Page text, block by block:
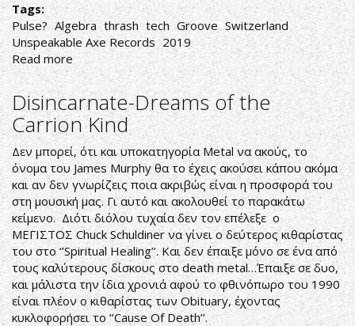
Tags:
Pulse? Algebra thrash tech Groove Switzerland
Unspeakable Axe Records 2019
Read moreabout
ΤΕΧΝΙΚΟ
ΚΑΙ
ΓΚΡΟΥΒΑΤΟ
THRASH
METAL
Disincarnate-Dreams of the
Carrion Kind
Δεν μπορεί, ότι και υποκατηγορία Metal να ακούς, το
όνομα του James Murphy θα το έχεις ακούσει κάπου ακόμα
και αν δεν γνωρίζεις ποια ακριβώς είναι η προσφορά του
στη μουσική μας. Γι αυτό και ακολουθεί το παρακάτω
κείμενο. Διότι διόλου τυχαία δεν τον επέλεξε ο
ΜΕΓΙΣΤΟΣ Chuck Schuldiner να γίνει ο δεύτερος κιθαρίστας
του στο ‘’Spiritual Healing’’. Και δεν έπαιξε μόνο σε ένα από
τους καλύτερους δίσκους στο death metal…Έπαιξε σε δυο,
και μάλιστα την ίδια χρονιά αφού το φθινόπωρο του 1990
είναι πλέον ο κιθαρίστας των Obituary, έχοντας
κυκλοφορήσει το ‘’Cause Of Death’’.